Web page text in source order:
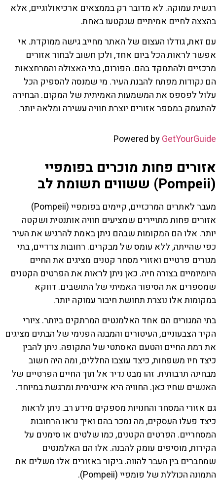
רגשית עמוקה. לא מדובר רק בממצאים ארכיאולוגיים, אלא
בהצצה לחיים אמיתיים שנקטעו באחת.
עם זאת, גודלו העצום של האתר מחייב גישה ממוקדת. אי
אפשר לראות הכל ביום אחד, ולכן חשוב לבחור אזורים
מרכזיים ולהתמקד בהם. הפורום, בתי האצולה והמרחצאות
הם נקודות מפתח להבנת העיר. מי שמנסה להספיק הכל
עלול לפספס את המשמעות האמיתית של המקום. הבחירה
להתעמק במספר אזורים יוצרת חוויה עשירה ומלאה יותר.
Powered byGetYourGuide
אזורים פחות מוכרים בפומפיי
(Pompeii) ששווים תשומת לב
מעבר לאתרים המרכזיים, קיימים בפומפיי (Pompeii)
אזורים פחות מתויירים שמציעים חוויה אותנטית ושקטה
יותר. אלו הם המקומות שבהם ניתן באמת להרגיש את העיר
כפי שהייתה, ללא עומס של מבקרים. רחובות צדדיים, בתי
מגורים פרטיים ואזורי מסחר קטנים מציגים את החיים
היומיומיים בצורה חיה. כאן ניתן לראות את הפרטים הקטנים
שמספרים את הסיפור האמיתי של התושבים. דווקא
במקומות אלו נוצרת תחושת חיבור עמוקה יותר.
בתי המגורים הם אחד האלמנטים המרתקים ביותר. ציורי
הקיר הצבעוניים, העיטורים והמבנה הפנימי של הבתים מציגים
את רמת החיים והטעם האסתטי של התקופה. ניתן להבין
כיצד חיו משפחות, כיצד עוצבו החללים, ומה היה חשוב
מבחינה תרבותית. זהו מבט נדיר אל תוך החיים הפרטיים של
האנשים שחיו כאן. החוויה היא אינטימית ומרגשת במיוחד.
גם אזורי המסחר והחנויות מספקים מידע רב. ניתן לראות
כיצד פעלו העסקים, מה נמכר בהם ואיך נראו הרחובות
המסחריים. הפרטים הקטנים, כמו שלטים או סימנים על
הקירות, מוסיפים עומק להבנה. אלו הם האלמנטים
שמחברים בין העבר להווה. ביקור באזורים אלו משלים את
התמונה הכוללת של פומפיי (Pompeii).